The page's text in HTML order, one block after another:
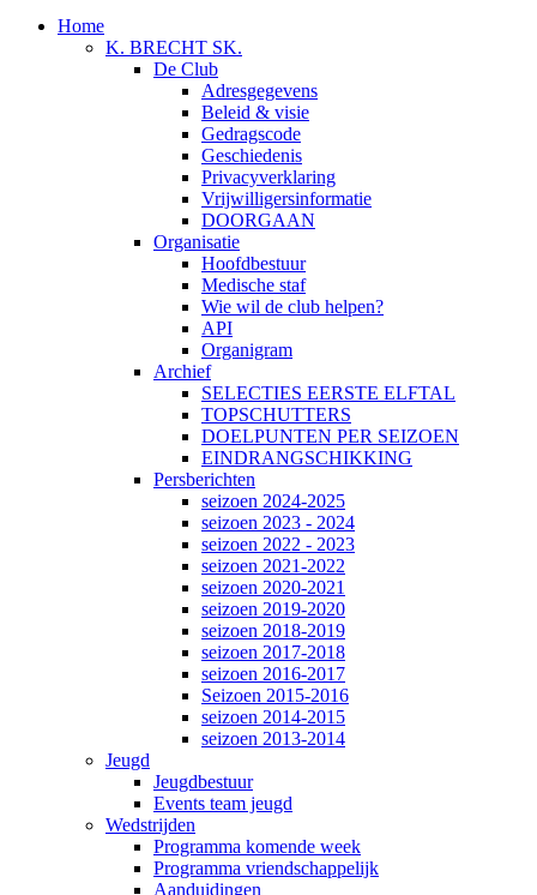
Home
K. BRECHT SK.
De Club
Adresgegevens
Beleid & visie
Gedragscode
Geschiedenis
Privacyverklaring
Vrijwilligersinformatie
DOORGAAN
Organisatie
Hoofdbestuur
Medische staf
Wie wil de club helpen?
API
Organigram
Archief
SELECTIES EERSTE ELFTAL
TOPSCHUTTERS
DOELPUNTEN PER SEIZOEN
EINDRANGSCHIKKING
Persberichten
seizoen 2024-2025
seizoen 2023 - 2024
seizoen 2022 - 2023
seizoen 2021-2022
seizoen 2020-2021
seizoen 2019-2020
seizoen 2018-2019
seizoen 2017-2018
seizoen 2016-2017
Seizoen 2015-2016
seizoen 2014-2015
seizoen 2013-2014
Jeugd
Jeugdbestuur
Events team jeugd
Wedstrijden
Programma komende week
Programma vriendschappelijk
Aanduidingen